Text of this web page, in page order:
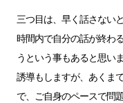
三つ目は、早く話さない
時間内で自分の話が終わ
うという事もあると思い
誘導もしますが、あくま
で、ご自身のペースで問